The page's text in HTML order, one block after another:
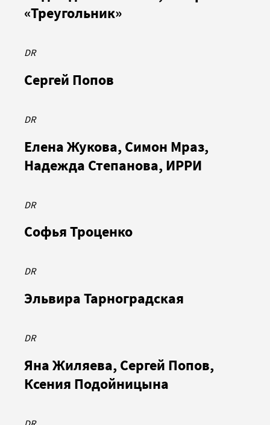
«Треугольник»
DR
Сергей Попов
DR
Елена Жукова, Симон Мраз,
Надежда Степанова, ИРРИ
DR
Софья Троценко
DR
Эльвира Тарноградская
DR
Яна Жиляева, Сергей Попов,
Ксения Подойницына